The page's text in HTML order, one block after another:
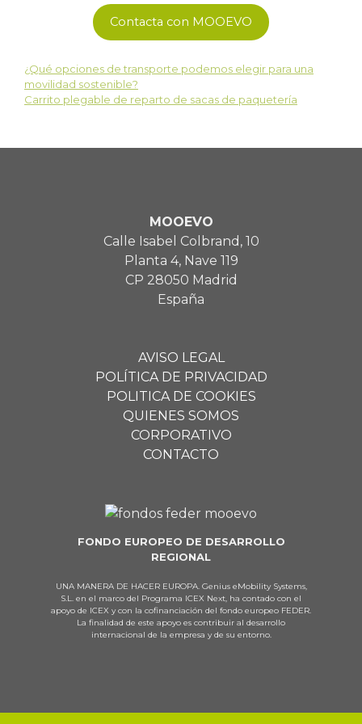
Contacta con MOOEVO
¿Qué opciones de transporte podemos elegir para una
movilidad sostenible?
Carrito plegable de reparto de sacas de paquetería
MOOEVO
Calle Isabel Colbrand, 10
Planta 4, Nave 119
CP 28050 Madrid
España
AVISO LEGAL
POLÍTICA DE PRIVACIDAD
POLITICA DE COOKIES
QUIENES SOMOS
CORPORATIVO
CONTACTO
FONDO EUROPEO DE DESARROLLO
REGIONAL
UNA MANERA DE HACER EUROPA. Genius eMobility Systems,
S.L. en el marco del Programa ICEX Next, ha contado con el
apoyo de ICEX y con la cofinanciación del fondo europeo FEDER.
La finalidad de este apoyo es contribuir al desarrollo
internacional de la empresa y de su entorno.